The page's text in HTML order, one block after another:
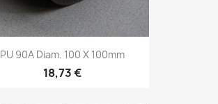
PU 90A Diam. 100 X 100mm
18,73 €